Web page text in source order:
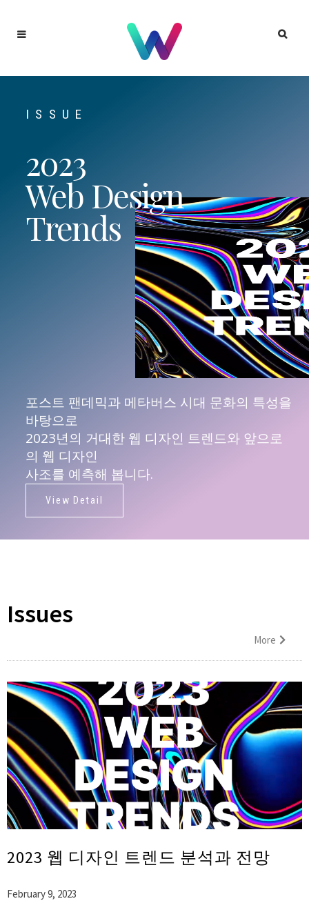
2023
Web Design
Trends
ISSUE
View Detail
포스트 팬데믹과 메타버스 시대 문화의 특성을
바탕으로
2023년의 거대한 웹 디자인 트렌드와 앞으로
의 웹 디자인
사조를 예측해 봅니다.
Issues
More
2023 웹 디자인 트렌드 분석과 전망
February 9, 2023